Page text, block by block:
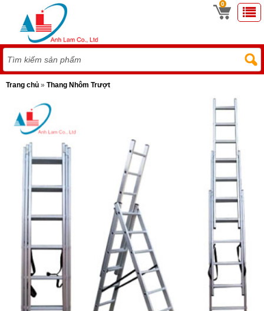
0
Trang chủ » Thang Nhôm Trượt